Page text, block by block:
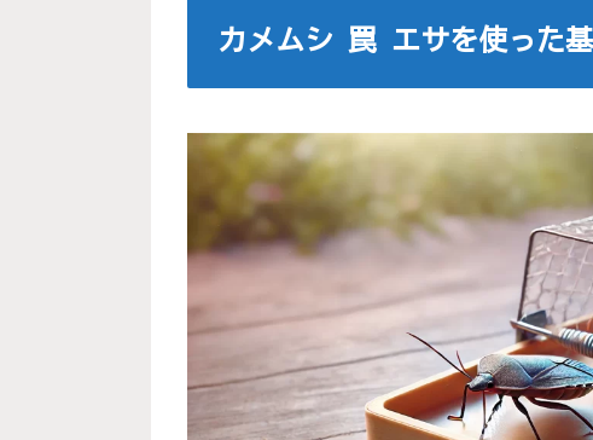
カメムシ 罠 エサを使った